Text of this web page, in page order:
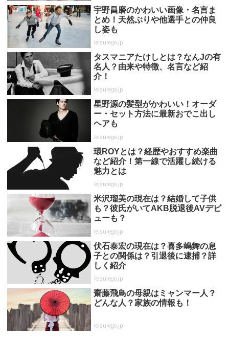
宇野昌磨のかわいい画像・名言ま
とめ！天然ぶりや他選手との仲良
し姿も
leisurego.jp
タスマニアたけしとは？なんJの有
名人？由来や特徴、名言など紹
介！
leisurego.jp
星野源の髪型がかわいい！オーダ
ー・セット方法に最新おでこ出し
ヘアも
leisurego.jp
環ROYとは？経歴やおすすめ楽曲
など紹介！第一線で活躍し続ける
魅力とは
leisurego.jp
米沢瑠美の現在は？結婚して子供
も？彼氏がいてAKB脱退後AVデビ
ューも？
leisurego.jp
伏石泰宏の現在は？喜多嶋舞の息
子との関係は？引退後に逮捕？詳
しく紹介
leisurego.jp
齋藤飛鳥の母親はミャンマー人？
どんな人？家族の情報も！
leisurego.jp